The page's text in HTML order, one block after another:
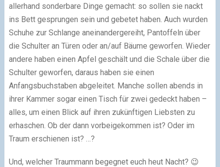
allerhand sonderbare Dinge gemacht: so sollen sie nackt
ins Bett gesprungen sein und gebetet haben. Auch wurden
Schuhe zur Schlange aneinandergereiht, Pantoffeln über
die Schulter an Türen oder an/auf Bäume geworfen. Wieder
andere haben einen Apfel geschält und die Schale über die
Schulter geworfen, daraus haben sie einen
Anfangsbuchstaben abgeleitet. Manche sollen abends in
ihrer Kammer sogar einen Tisch für zwei gedeckt haben –
alles, um einen Blick auf ihren zukünftigen Liebsten zu
erhaschen. Ob der dann vorbeigekommen ist? Oder im
Traum erschienen ist? …?
Und, welcher Traummann begegnet euch heut Nacht? 😉